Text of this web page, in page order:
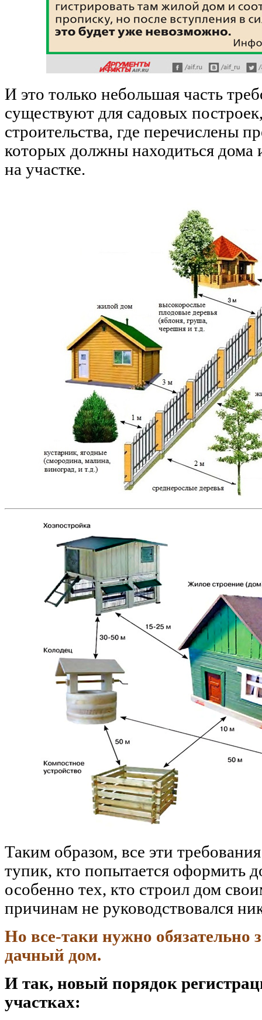
И это только небольшая часть
существуют для садовых
строительства, где перечислены
которых должны находиться дома
на участке.
Таким образом, все эти
тупик, кто попытается оформить
особенно тех, кто строил дом
причинам не руководствовался
Но все-таки нужно обязательно
дачный дом.
И так, новый порядок
участках: